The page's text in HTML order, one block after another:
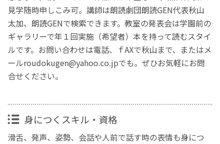
見学随時申しこみ可。講師は朗読劇団朗読GEN代表秋山
太加、朗読GENで検索できます。教室の発表会は学園前の
ギャラリーで年１回実施（希望者）本を持って読むスタイ
ルです。お問い合わせは電話、ｆAXで秋山まで、またはメ
ールroudokugen@yahoo.co.jpでも。ぜひお気軽にお問
合せください。
身につくスキル・資格
滑舌、発声、姿勢、会話や人前で話す時の表情も身につ